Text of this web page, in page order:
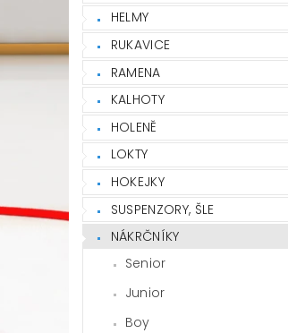
HELMY
RUKAVICE
RAMENA
KALHOTY
HOLENĚ
LOKTY
HOKEJKY
SUSPENZORY, ŠLE
NÁKRČNÍKY
Senior
Junior
Boy